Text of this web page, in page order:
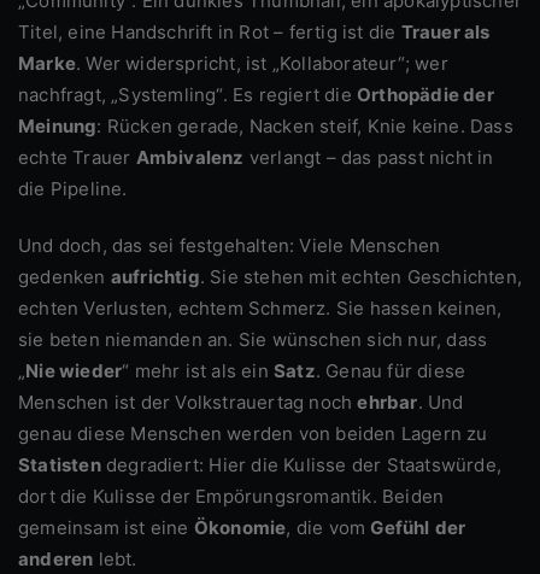
Titel, eine Handschrift in Rot – fertig ist die Trauer als
Marke. Wer widerspricht, ist „Kollaborateur“; wer
nachfragt, „Systemling“. Es regiert die Orthopädie der
Meinung: Rücken gerade, Nacken steif, Knie keine. Dass
echte Trauer Ambivalenz verlangt – das passt nicht in
die Pipeline.
Und doch, das sei festgehalten: Viele Menschen
gedenken aufrichtig. Sie stehen mit echten Geschichten,
echten Verlusten, echtem Schmerz. Sie hassen keinen,
sie beten niemanden an. Sie wünschen sich nur, dass
„Nie wieder“ mehr ist als ein Satz. Genau für diese
Menschen ist der Volkstrauertag nochehrbar. Und
genau diese Menschen werden von beiden Lagern zu
Statistendegradiert: Hier die Kulisse der Staatswürde,
dort die Kulisse der Empörungsromantik. Beiden
gemeinsam ist eine Ökonomie, die vom Gefühl der
anderen lebt.